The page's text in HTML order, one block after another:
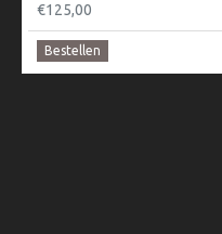
€125,00
Bestellen